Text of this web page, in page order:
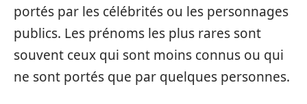
portés par les célébrités ou les personnages
publics. Les prénoms les plus rares sont
souvent ceux qui sont moins connus ou qui
ne sont portés que par quelques personnes.